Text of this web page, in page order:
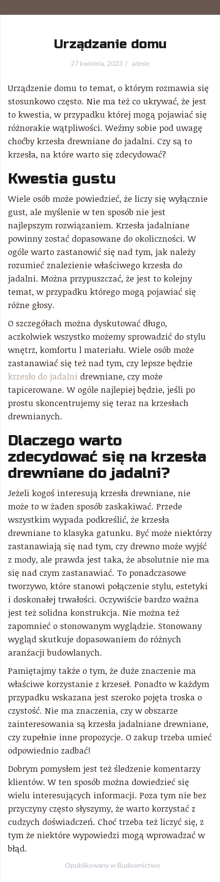
Urządzanie domu
27 kwietnia, 2023 admin
Urządzenie domu to temat, o którym rozmawia się
stosunkowo często. Nie ma też co ukrywać, że jest
to kwestia, w przypadku której mogą pojawiać się
różnorakie wątpliwości. Weźmy sobie pod uwagę
choćby krzesła drewniane do jadalni. Czy są to
krzesła, na które warto się zdecydować?
Kwestia gustu
Wiele osób może powiedzieć, że liczy się wyłącznie
gust, ale myślenie w ten sposób nie jest
najlepszym rozwiązaniem. Krzesła jadalniane
powinny zostać dopasowane do okoliczności. W
ogóle warto zastanowić się nad tym, jak należy
rozumieć znalezienie właściwego krzesła do
jadalni. Można przypuszczać, że jest to kolejny
temat, w przypadku którego mogą pojawiać się
różne głosy.
O szczegółach można dyskutować długo,
aczkolwiek wszystko możemy sprowadzić do stylu
wnętrz, komfortu l materiału. Wiele osób może
zastanawiać się też nad tym, czy lepsze będzie
krzesło do jadalni drewniane, czy może
tapicerowane. W ogóle najlepiej będzie, jeśli po
prostu skoncentrujemy się teraz na krzesłach
drewnianych.
Dlaczego warto
zdecydować się na krzesła
drewniane do jadalni?
Jeżeli kogoś interesują krzesła drewniane, nie
może to w żaden sposób zaskakiwać. Przede
wszystkim wypada podkreślić, że krzesła
drewniane to klasyka gatunku. Być może niektórzy
zastanawiają się nad tym, czy drewno może wyjść
z mody, ale prawda jest taka, że absolutnie nie ma
się nad czym zastanawiać. To ponadczasowe
tworzywo, które stanowi połączenie stylu, estetyki
i doskonałej trwałości. Oczywiście bardzo ważna
jest też solidna konstrukcja. Nie można też
zapomnieć o stonowanym wyglądzie. Stonowany
wygląd skutkuje dopasowaniem do różnych
aranżacji budowlanych.
Pamiętajmy także o tym, że duże znaczenie ma
właściwe korzystanie z krzeseł. Ponadto w każdym
przypadku wskazana jest szeroko pojęta troska o
czystość. Nie ma znaczenia, czy w obszarze
zainteresowania są krzesła jadalniane drewniane,
czy zupełnie inne propozycje. O zakup trzeba umieć
odpowiednio zadbać!
Dobrym pomysłem jest też śledzenie komentarzy
klientów. W ten sposób można dowiedzieć się
wielu interesujących informacji. Poza tym nie bez
przyczyny często słyszymy, że warto korzystać z
cudzych doświadczeń. Choć trzeba też liczyć się, z
tym że niektóre wypowiedzi mogą wprowadzać w
błąd.
Opublikowany w Budownictwo